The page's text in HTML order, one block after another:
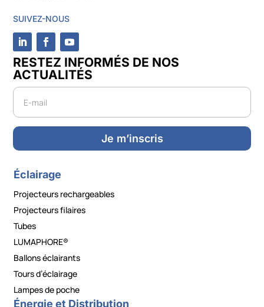
SUIVEZ-NOUS
RESTEZ INFORMÉS DE NOS
ACTUALITÉS
Newsletter
Je m’inscris
Éclairage
Projecteurs rechargeables
Projecteurs filaires
Tubes
LUMAPHORE®
Ballons éclairants
Tours d’éclairage
Lampes de poche
Énergie et Distribution